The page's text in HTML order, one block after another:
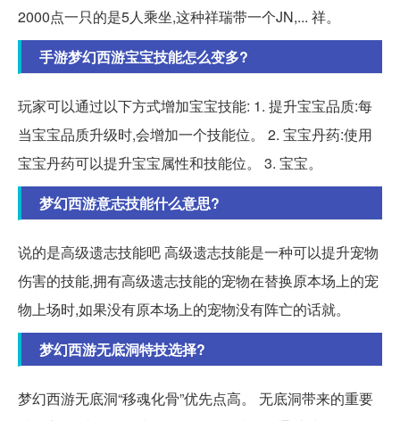
2000点一只的是5人乘坐,这种祥瑞带一个JN,... 祥。
手游梦幻西游宝宝技能怎么变多?
玩家可以通过以下方式增加宝宝技能: 1. 提升宝宝品质:每
当宝宝品质升级时,会增加一个技能位。 2. 宝宝丹药:使用
宝宝丹药可以提升宝宝属性和技能位。 3. 宝宝。
梦幻西游意志技能什么意思?
说的是高级遗志技能吧 高级遗志技能是一种可以提升宠物
伤害的技能,拥有高级遗志技能的宠物在替换原本场上的宠
物上场时,如果没有原本场上的宠物没有阵亡的话就。
梦幻西游无底洞特技选择?
梦幻西游无底洞“移魂化骨”优先点高。 无底洞带来的重要